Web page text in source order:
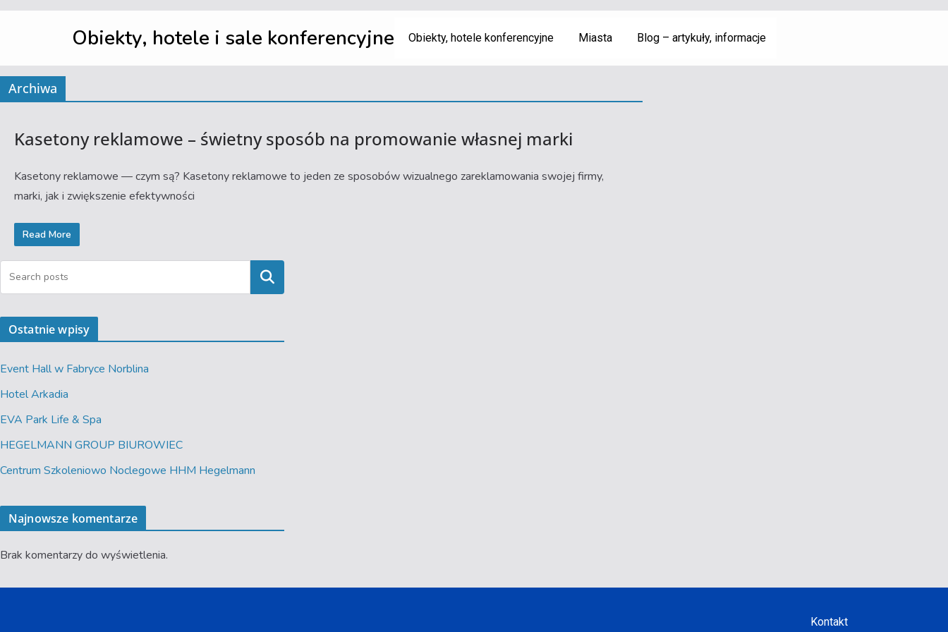
Obiekty, hotele i sale konferencyjne Obiekty, hotele konferencyjne Miasta Blog – artykuły, informacje
Archiwa
Kasetony reklamowe – świetny sposób na promowanie własnej marki
Kasetony reklamowe — czym są? Kasetony reklamowe to jeden ze sposobów wizualnego zareklamowania swojej firmy,
marki, jak i zwiększenie efektywności
Read More
Szukaj
Ostatnie wpisy
Event Hall w Fabryce Norblina
Hotel Arkadia
EVA Park Life & Spa
HEGELMANN GROUP BIUROWIEC
Centrum Szkoleniowo Noclegowe HHM Hegelmann
Najnowsze komentarze
Brak komentarzy do wyświetlenia.
Kontakt